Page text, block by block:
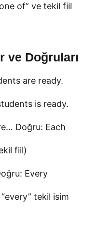
of” ve tekil fiil
ve Doğruları
are ready.
is ready.
Doğru: Each
fiil)
Every
tekil isim